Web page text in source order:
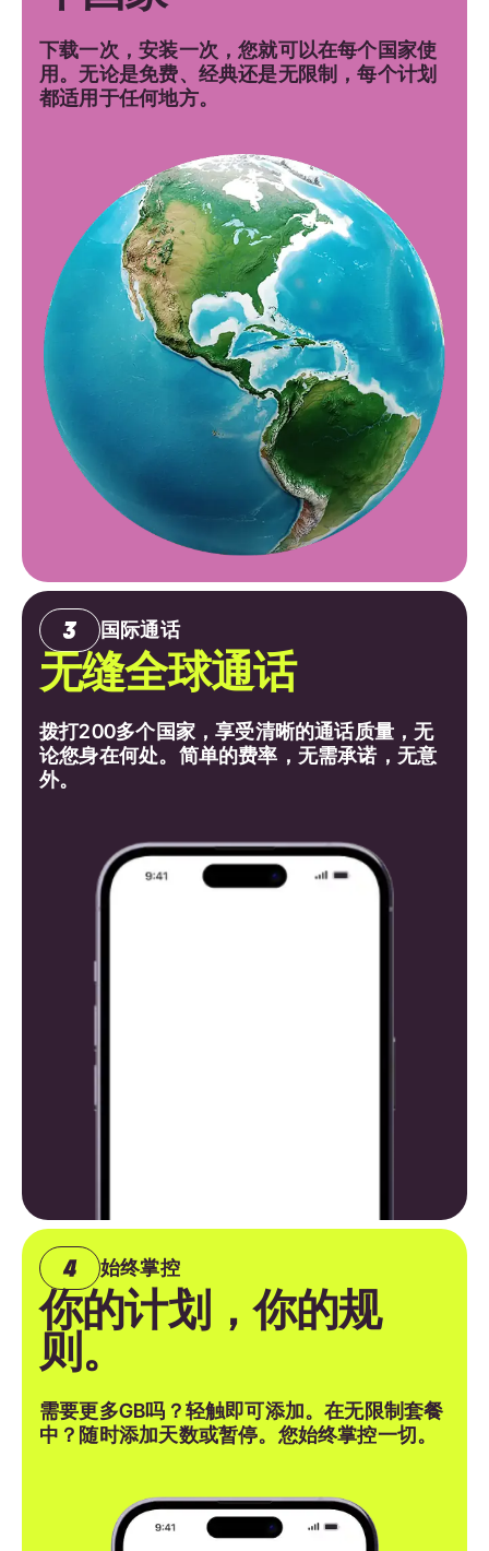
下载一次，安装一次，您就可以在每个国家使
用。无论是免费、经典还是无限制，每个计划
都适用于任何地方。
国际通话
无缝全球通话
拨打200多个国家，享受清晰的通话质量，无
论您身在何处。简单的费率，无需承诺，无意
外。
始终掌控
你的计划，你的规
则。
需要更多GB吗？轻触即可添加。在无限制套餐
中？随时添加天数或暂停。您始终掌控一切。